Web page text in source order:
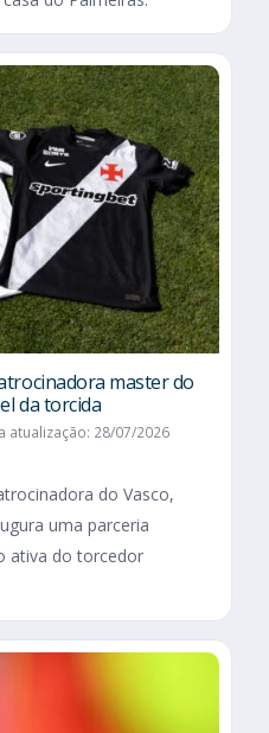
master do
da torcida
atualização: 28/07/2026
do Vasco,
uma parceria
ativa do torcedor